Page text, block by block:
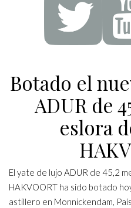
Botado el
ADUR de
eslora
El yate de lujo ADUR de 45,2
HAKVOORT ha sido botado
astillero en Monnickendam,